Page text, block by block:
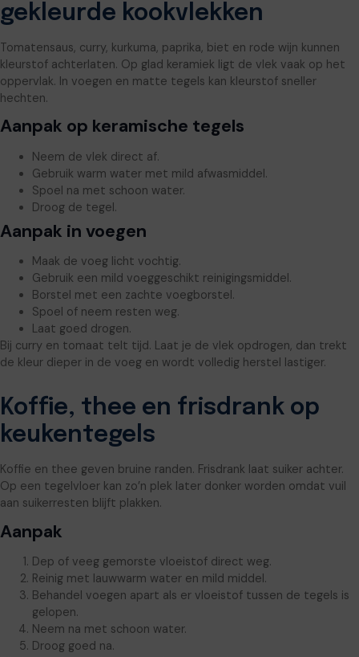
gekleurde kookvlekken
Tomatensaus, curry, kurkuma, paprika, biet en rode wijn kunnen
kleurstof achterlaten. Op glad keramiek ligt de vlek vaak op het
oppervlak. In voegen en matte tegels kan kleurstof sneller
hechten.
Aanpak op keramische tegels
Neem de vlek direct af.
Gebruik warm water met mild afwasmiddel.
Spoel na met schoon water.
Droog de tegel.
Aanpak in voegen
Maak de voeg licht vochtig.
Gebruik een mild voeggeschikt reinigingsmiddel.
Borstel met een zachte voegborstel.
Spoel of neem resten weg.
Laat goed drogen.
Bij curry en tomaat telt tijd. Laat je de vlek opdrogen, dan trekt
de kleur dieper in de voeg en wordt volledig herstel lastiger.
Koffie, thee en frisdrank op
keukentegels
Koffie en thee geven bruine randen. Frisdrank laat suiker achter.
Op een tegelvloer kan zo’n plek later donker worden omdat vuil
aan suikerresten blijft plakken.
Aanpak
Dep of veeg gemorste vloeistof direct weg.
Reinig met lauwwarm water en mild middel.
Behandel voegen apart als er vloeistof tussen de tegels is
gelopen.
Neem na met schoon water.
Droog goed na.